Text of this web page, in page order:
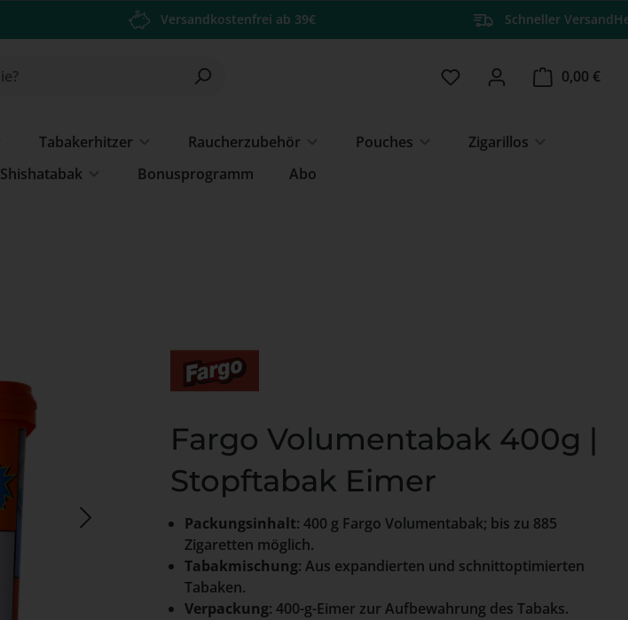
Versandkostenfrei ab 39€ Schneller Versand
Du hast 0 Produkte auf
0,00 €
Tabakerhitzer Raucherzubehör Pouches
Zigarillos
Shishatabak Bonusprogramm Abo
Fargo Volumentabak 400g |
Stopftabak Eimer
Packungsinhalt: 400 g Fargo Volumentabak; bis zu 885
Zigaretten möglich.
Tabakmischung: Aus expandierten und schnittoptimierten
Tabaken.
Verpackung: 400-g-Eimer zur Aufbewahrung des Tabaks.